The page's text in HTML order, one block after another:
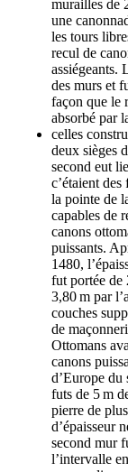
murailles de
une
les tours
recul de
assiégeants.
des murs et
façon que le
absorbé par
celles
deux sièges
second eut
c’étaient
la pointe de
capables de
canons
puissants.
1480,
fut portée de
3,80 m par
couches
de
Ottomans
canons
d’Europe du
futs de 5 m
pierre de
d’épaisseur
second mur
l’intervalle